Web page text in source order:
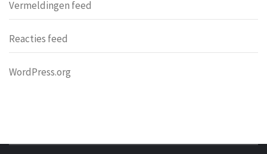
Vermeldingen feed
Reacties feed
WordPress.org